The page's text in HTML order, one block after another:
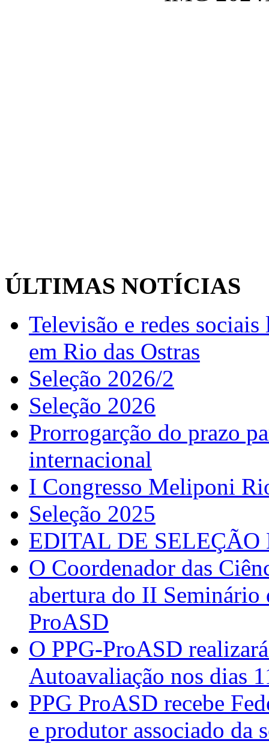
ÚLTIMAS NOTÍCIAS
Televisão e redes
em Rio das Ostras
Seleção 2026/2
Seleção 2026
Prorrogarção do prazo
internacional
I Congresso Meliponi
Seleção 2025
EDITAL DE SELEÇÃO
O Coordenador das
abertura do II Seminário
ProASD
O PPG-ProASD
Autoavaliação nos dias
PPG ProASD recebe
e produtor associado da